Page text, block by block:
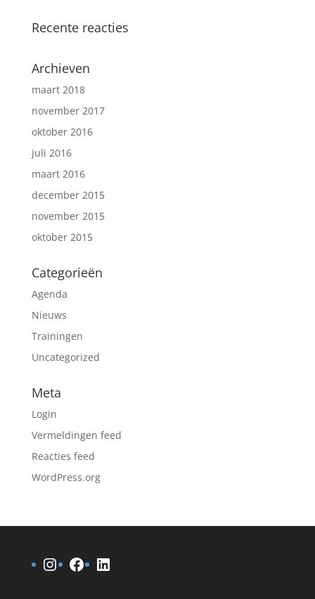
Recente reacties
Archieven
maart 2018
november 2017
oktober 2016
juli 2016
maart 2016
december 2015
november 2015
oktober 2015
Categorieën
Agenda
Nieuws
Trainingen
Uncategorized
Meta
Login
Vermeldingen feed
Reacties feed
WordPress.org
Instagram
Facebook
LinkedIn